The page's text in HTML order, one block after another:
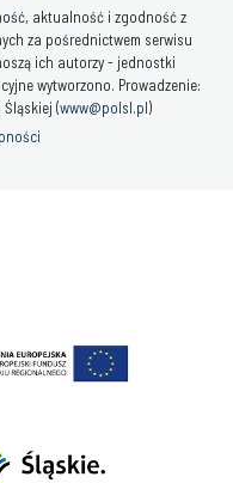
aktualność i zgodność z
za pośrednictwem serwisu
ich autorzy - jednostki
wytworzono. Prowadzenie:
(www@polsl.pl)